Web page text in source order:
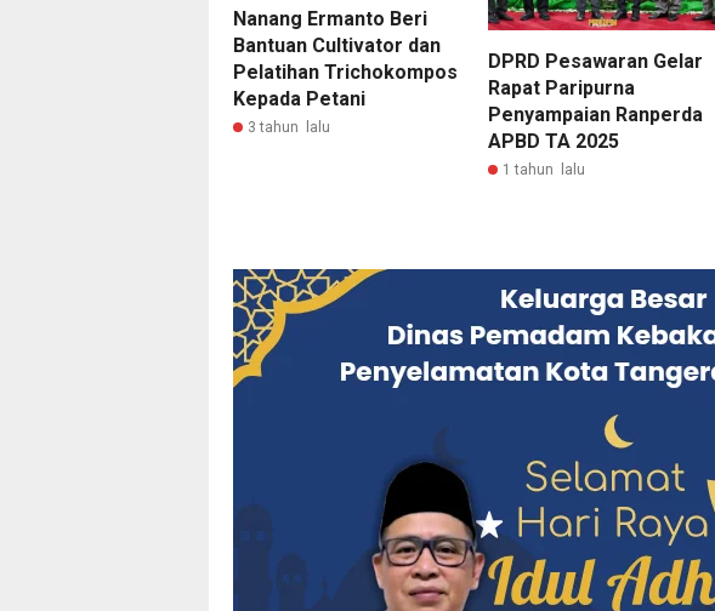
Nanang Ermanto Beri
Bantuan Cultivator dan
Pelatihan Trichokompos
Kepada Petani
3 tahun lalu
DPRD Pesawaran Gelar
Rapat Paripurna
Penyampaian Ranperda
APBD TA 2025
1 tahun lalu